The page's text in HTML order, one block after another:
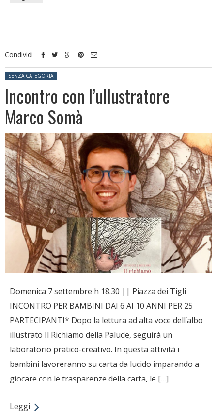
Condividi
Posted in:
SENZA CATEGORIA
Incontro con l’ullustratore
Marco Somà
Domenica 7 settembre h 18.30 || Piazza dei Tigli
INCONTRO PER BAMBINI DAI 6 AI 10 ANNI PER 25
PARTECIPANTI* Dopo la lettura ad alta voce dell’albo
illustrato Il Richiamo della Palude, seguirà un
laboratorio pratico-creativo. In questa attività i
bambini lavoreranno su carta da lucido imparando a
giocare con le trasparenze della carta, le […]
Leggi